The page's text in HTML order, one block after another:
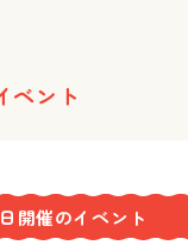
ベント
開催のイベント